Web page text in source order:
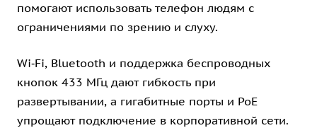
помогают использовать телефон людям с
ограничениями по зрению и слуху.
Wi‑Fi, Bluetooth и поддержка беспроводных
кнопок 433 МГц дают гибкость при
развертывании, а гигабитные порты и PoE
упрощают подключение в корпоративной сети.